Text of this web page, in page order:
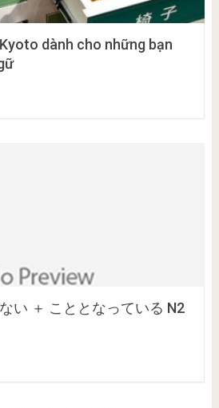
dành cho những bạn
い ＋ こととなっている N2